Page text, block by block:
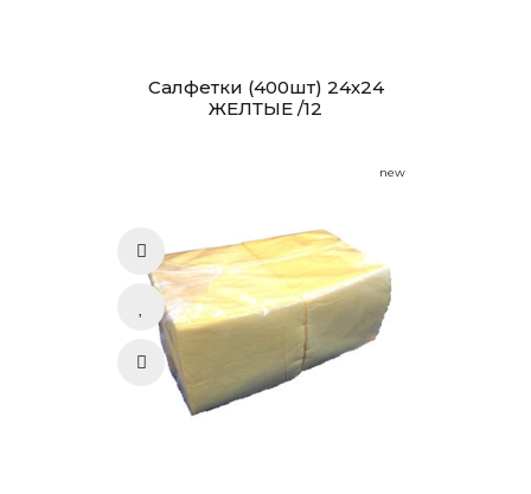
Салфетки (400шт) 24х24
ЖЕЛТЫЕ /12
new